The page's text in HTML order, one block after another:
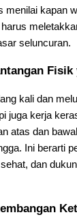
menilai kapan
seluncuran.
Fisik
kali dan
juga kerja
atas dan
Ini berarti
dan